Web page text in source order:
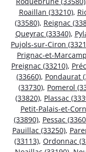
Roaillan (33210),
(33580), Reignac
Queyrac (33340),
Pujols-sur-Ciron
Prignac-et-
Preignac (33210),
(33660), Pondaurat
(33730), Pomerol
(33820), Plassac
Petit-Palais-et-
(33890), Pessac
Pauillac (33250),
(33113), Ordonnac